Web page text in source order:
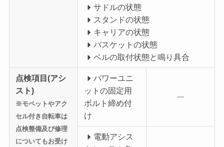
サドルの状態
スタンドの状態
キャリアの状態
バスケットの状態
ベルの取付状態と鳴り具合
点検項目(アシ
スト)
※モペットやアク
セル付き自転車は
点検整備及び修理
についてもお受け
パワーユニ
ットの固定用
ボルト締め付
け
電動アシス